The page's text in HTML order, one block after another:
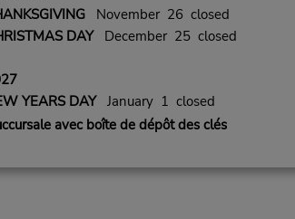
November 26 closed
DAYDecember 25 closed
YEARS DAYJanuary 1 closed
avec boîte de dépôt des clés